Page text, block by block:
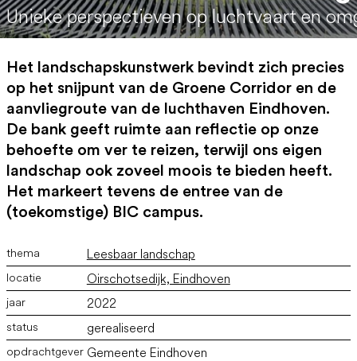
Unieke perspectieven op luchtvaart en
Het landschapskunstwerk bevindt zich precies
op het snijpunt van de Groene Corridor en de
aanvliegroute van de luchthaven Eindhoven.
De bank geeft ruimte aan reflectie op onze
behoefte om ver te reizen, terwijl ons eigen
landschap ook zoveel moois te bieden heeft.
Het markeert tevens de entree van de
(toekomstige) BIC campus.
Leesbaar landschap
Oirschotsedijk, Eindhoven
2022
gerealiseerd
Gemeente Eindhoven